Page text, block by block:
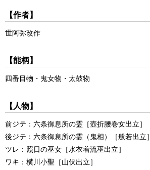
【作者】
世阿弥改作
【能柄】
四番目物・鬼女物・太鼓物
【人物】
前ジテ： 六条御息所の霊［壺折腰巻女出立］
後ジテ： 六条御息所の霊（鬼相）［般若出立］
ツレ： 照日の巫女［水衣着流巫出立］
ワキ： 横川小聖［山伏出立］